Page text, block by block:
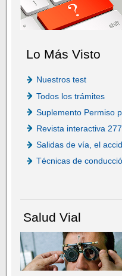
Lo Más Visto
Nuestros test
Todos los trámites
Suplemento Permiso
Revista interactiva 277
Salidas de vía, el
Técnicas de
Salud Vial